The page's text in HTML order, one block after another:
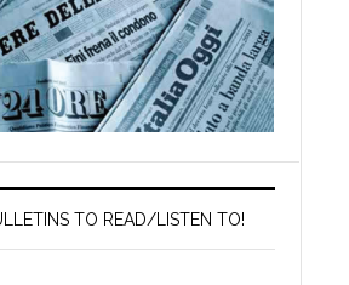
TO READ/LISTEN TO!